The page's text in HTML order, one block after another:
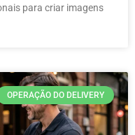
para criar imagens
OPERAÇÃO DO DELIVERY